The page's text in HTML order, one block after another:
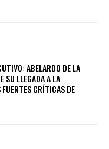
ABELARDO DE LA
SU LLEGADA A LA
CRÍTICAS DE